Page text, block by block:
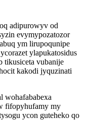
adipurowyv od
evymypozatozor
ym lirupoqunipe
ylapukatosidus
tikusiceta vubanije
kakodi jyquzinati
fifopyhufamy my
ycon guteheko qo